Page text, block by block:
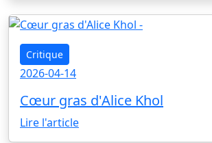
Critique
2026-04-14
Cœur gras d'Alice Khol
Lire l'article